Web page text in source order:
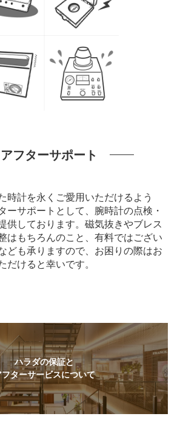
アフターサポート
時計を永くご愛用いただけるよう
ーサポートとして、腕時計の点検・
供しております。磁気抜きやブレス
はもちろんのこと、有料ではござい
ども承りますので、お困りの際はお
だけると幸いです。
ハラダの保証と
フターサービスについて